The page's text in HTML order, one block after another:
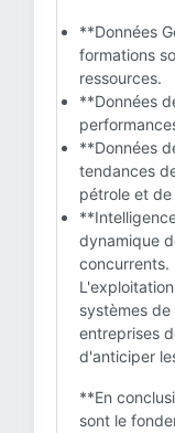
**Données
formations
ressources.
**Données
**Données
tendances
pétrole et de
dynamique
concurrents.
systèmes
entreprises
d'anticiper
**En
sont le